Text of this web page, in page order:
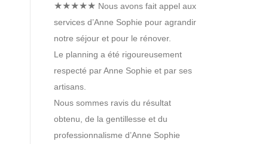
★★★★★ Nous avons fait appel aux
services d’Anne Sophie pour agrandir
notre séjour et pour le rénover.
Le planning a été rigoureusement
respecté par Anne Sophie et par ses
artisans.
Nous sommes ravis du résultat
obtenu, de la gentillesse et du
professionnalisme d’Anne Sophie